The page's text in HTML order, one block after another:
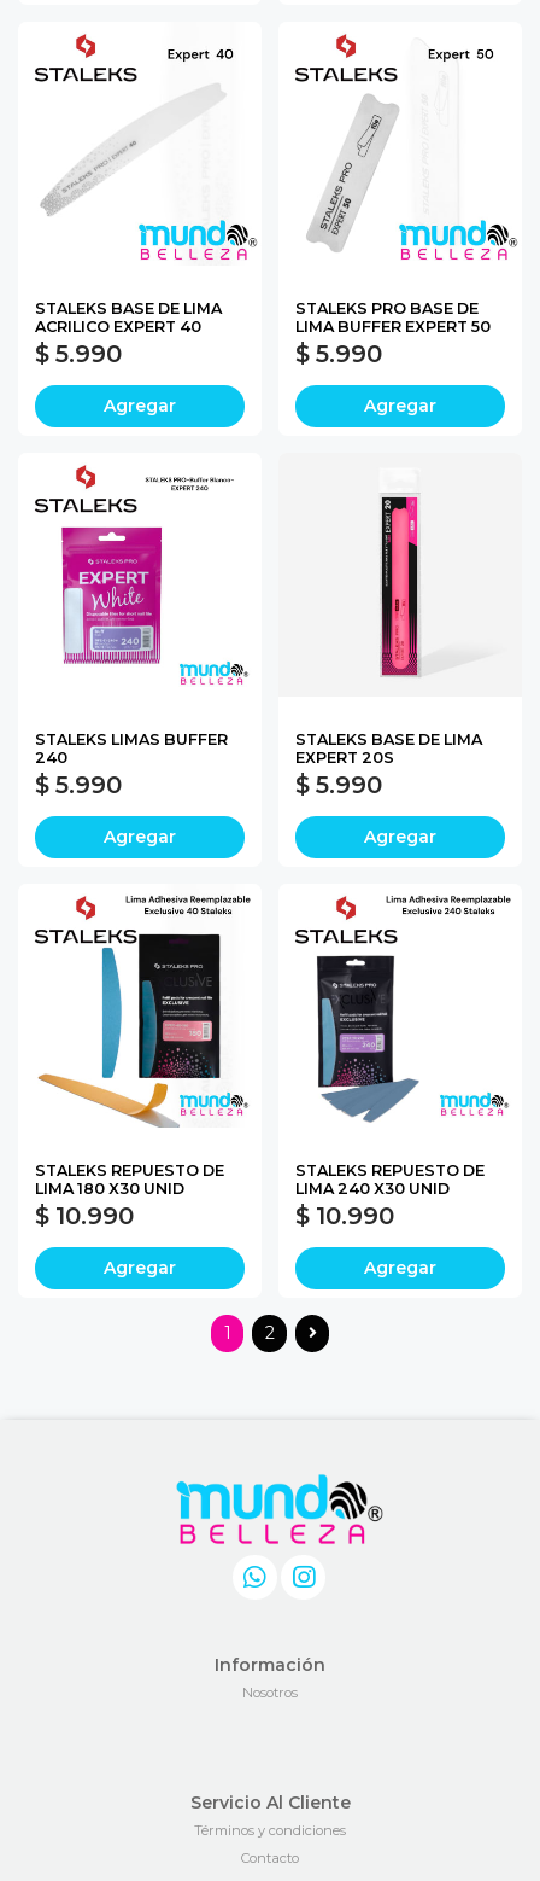
STALEKS BASE DE LIMA
ACRILICO EXPERT 40
$ 5.990
Agregar
STALEKS PRO BASE DE
LIMA BUFFER EXPERT 50
$ 5.990
Agregar
STALEKS LIMAS BUFFER
240
$ 5.990
Agregar
STALEKS BASE DE LIMA
EXPERT 20S
$ 5.990
Agregar
STALEKS REPUESTO DE
LIMA 180 X30 UNID
$ 10.990
Agregar
STALEKS REPUESTO DE
LIMA 240 X30 UNID
$ 10.990
Agregar
1 2
Información
Nosotros
Servicio Al Cliente
Términos y condiciones
Contacto